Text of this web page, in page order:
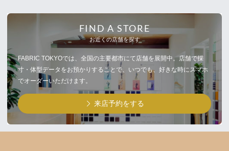
FIND A STORE
お近くの店舗を探す
FABRIC TOKYOでは、全国の主要都市にて店舗を展開中。店舗で採
寸・体型データをお預かりすることで、いつでも、好きな時にスマホ
でオーダーいただけます。
来店予約をする